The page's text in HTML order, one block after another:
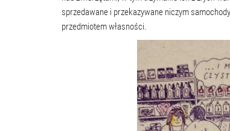
sprzedawane i przekazywane niczym
przedmiotem własności.